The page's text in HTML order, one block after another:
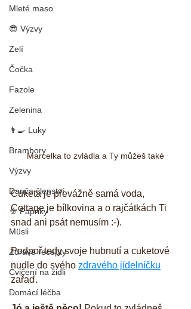
Mleté maso
😎 Výzvy
Zelí
Čočka
Fazole
Zelenina
👨‍🍳 Luky
Brambory
Výzvy
Danča členství
🫑 Papriky
Müsli
Zdravé recepty
Cvičení na židli
Domácí léčba
Marcelka to zvládla a Ty můžeš také
Cuketa je převážně samá voda,
Cottage je bílkovina a o rajčátkách Ti
snad ani psát nemusím :-).
Podpoř tedy svoje hubnutí a cuketové
nudle do svého zdravého jídelníčku
zařaď.